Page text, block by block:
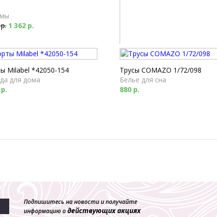
1 362 р.
Пижама Milabel *52196-170
Белье для сна
3 420 р. 1 026 р.
Milabel *42050-154
для дома
Трусы COMAZO 1/72/098
Белье для сна
880 р.
Подпишитесь на новости и получайте
информацию одействующих акциях